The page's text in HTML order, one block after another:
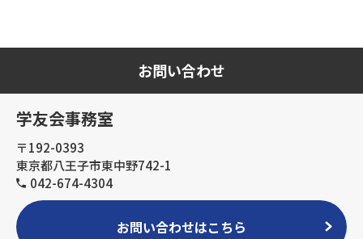
お問い合わせ
学友会事務室
〒192-0393
東京都八王子市東中野742-1
042-674-4304
お問い合わせはこちら